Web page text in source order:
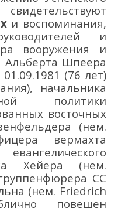
и воспоминания,
и
вооружения и
Альберта Шпеера
(76 лет)
, начальника
политики
восточных
(нем.
вермахта
Хейера (нем.
СС
(нем. Friedrich
повешен